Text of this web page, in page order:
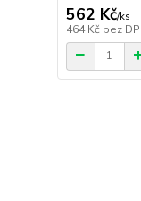
562 Kč/ks
464 Kč bez